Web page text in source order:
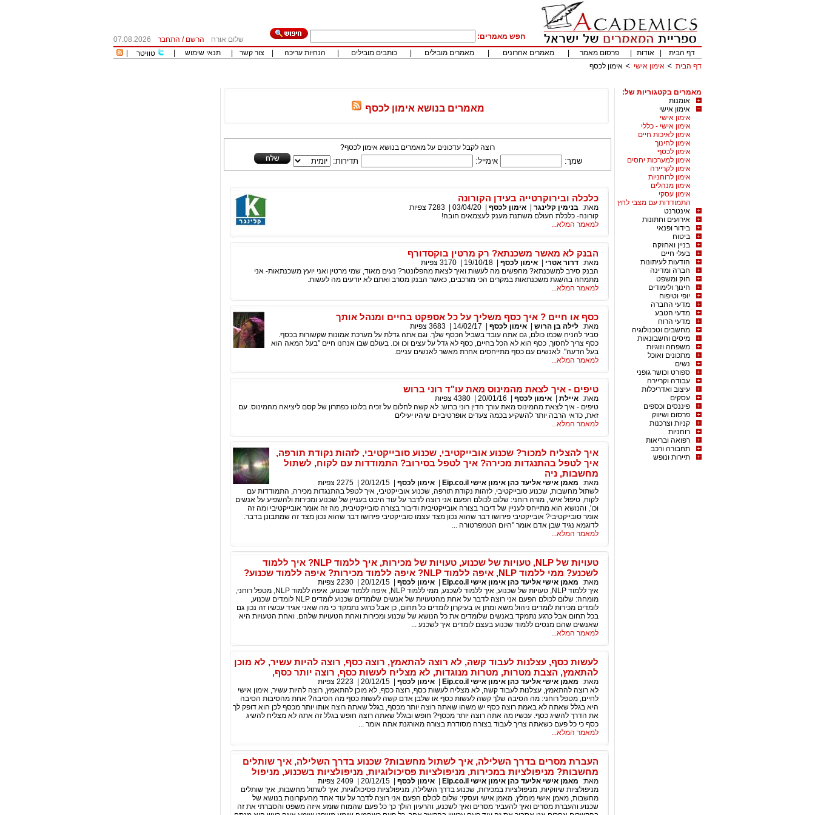
חפש מאמרים: שלום אורח הרשם / התחבר
07.08.2026
דף הבית
אודות פרסום מאמר מאמרים אחרונים מאמרים מובילים כותבים מובילים הנחיות עריכה צור קשר תנאי שימוש טוויטר
דף הבית
אימון אישי אימון לכסף
מאמרים בקטגוריות של:
אומנות
אימון אישי
אימון אישי
אימון אישי - כללי
אימון לאיכות חיים
אימון לחינוך
אימון לכסף
אימון למערכות יחסים
אימון לקריירה
אימון לרוחניות
אימון מנהלים
אימון עסקי
התמודדות עם מצבי לחץ
אינטרנט
אירועים וחתונות
בידור ופנאי
ביטוח
בניין ואחזקה
בעלי חיים
הודעות לעיתונות
חברה ומדינה
חוק ומשפט
חינוך ולימודים
יופי וטיפוח
מדעי החברה
מדעי הטבע
מדעי הרוח
מחשבים וטכנולוגיה
מיסים וחשבונאות
משפחה וזוגיות
מתכונים ואוכל
נשים
ספורט וכושר גופני
עבודה וקריירה
עיצוב ואדריכלות
עסקים
פיננסים וכספים
פרסום ושיווק
קניות וצרכנות
רוחניות
רפואה ובריאות
תחבורה ורכב
תיירות ונופש
מאמרים בנושא אימון לכסף
רוצה לקבל עדכונים על מאמרים בנושא אימון לכסף?
שמך: אימייל: תדירות:
כלכלה ובירוקרטייה בעידן הקורונה
מאת: בנימין קלינגר אימון לכסף 03/04/20
7283 צפיות
קורונה- כלכלת העולם משתנת מענק לעצמאים חובה!
למאמר המלא...
הבנק לא מאשר משכנתא? רק מרטין בוקסדורף
מאת: דרור אטרי אימון לכסף 19/10/18
3170 צפיות
הבנק סירב למשכנתא? מחפשים מה לעשות ואיך לצאת מהפלונטר? נעים מאוד, שמי מרטין ואני יועץ משכנתאות- אני
מתמחה בהשגת משכנתאות במקרים הכי מורכבים, כאשר הבנק מסרב ואתם לא יודעים מה לעשות.
למאמר המלא...
כסף או חיים ? איך כסף משליך על כל אספקט בחיים ומנהל אותך
מאת: לילה בן הרוש אימון לכסף 14/02/17
3683 צפיות
סביר להניח שכמו כולם, גם אתה עובד בשביל הכסף שלך. וגם אתה גדלת על מערכת אמונות שקשורות בכסף.
כסף צריך לחסוך, כסף הוא לא הכל בחיים, כסף לא גדל על עצים וכו וכו. בעולם שבו אנחנו חיים "בעל המאה הוא
בעל הדעה". לאנשים עם כסף מתייחסים אחרת מאשר לאנשים עניים.
למאמר המלא...
טיפים - איך לצאת מהמינוס מאת עו"ד רוני ברוש
מאת: איילת אימון לכסף 20/01/16
4380 צפיות
טיפים - איך לצאת מהמינוס מאת עורך הדין רוני ברוש: לא קשה לחלום על זכיה בלוטו כפתרון של קסם ליציאה מהמינוס. עם
זאת, כדאי הרבה יותר להשקיע בכמה צעדים אופרטיביים שיהיו יעילים
למאמר המלא...
איך להצליח למכור? שכנוע אובייקטיבי, שכנוע סובייקטיבי, לזהות נקודת תורפה,
איך לטפל בהתנגדות מכירה? איך לטפל בסירוב? התמודדות עם לקוח, לשתול
מחשבות, ניה
מאת: מאמן אישי אליעד כהן אימון אישי Eip.co.il אימון לכסף 20/12/15
2275 צפיות
לשתול מחשבות, שכנוע סובייקטיבי, לזהות נקודת תורפה, שכנוע אובייקטיבי, איך לטפל בהתנגדות מכירה, התמודדות עם
לקוח, טיפול אישי, מורה רוחני: שלום לכולם הפעם אני רוצה לדבר על עוד היבט בעניין של שכנוע ומכירות ולהשפיע על אנשים
וכו', והנושא הוא מתייחס לעניין של דיבור בצורה אובייקטיבית ודיבור בצורה סובייקטיבית, מה זה אומר אובייקטיבי ומה זה
אומר סובייקטיבי? אובייקטיבי פירושו דבר שהוא נכון מצד עצמו סובייקטיבי פירושו דבר שהוא נכון מצד זה שמתבונן בדבר.
לדוגמא נגיד שבן אדם אומר "היום הטמפרטורה ...
למאמר המלא...
טעויות של NLP, טעויות של שכנוע, טעויות של מכירות, איך ללמוד NLP? איך ללמוד
לשכנע? ממי ללמוד NLP, איפה ללמוד NLP? איפה ללמוד מכירות? איפה ללמוד שכנוע?
מאת: מאמן אישי אליעד כהן אימון אישי Eip.co.il אימון לכסף 20/12/15
2230 צפיות
איך ללמוד NLP, טעויות של שכנוע, איך ללמוד לשכנע, ממי ללמוד NLP, איפה ללמוד שכנוע, איפה ללמוד NLP, מטפל רוחני,
מומחה: שלום לכולם הפעם אני רוצה לדבר על אחת מהטעויות של אנשים שלומדים שכנוע לומדים NLP לומדים שכנוע,
לומדים מכירות לומדים ניהול משא ומתן או בעיקרון לומדים כל תחום, כן אבל כרגע נתמקד כי מה שאני אגיד עכשיו זה נכון גם
בכל תחום אבל כרגע נתמקד באנשים שלומדים את כל הנושא של שכנוע ומכירות ואחת הטעויות שלהם. ואחת הטעויות היא
שאנשים שהם מנסים ללמוד שכנוע בעצם לומדים איך לשכנע ...
למאמר המלא...
לעשות כסף, עצלנות לעבוד קשה, לא רוצה להתאמץ, רוצה כסף, רוצה להיות עשיר, לא מוכן
להתאמץ, הצבת מטרות, מטרות מנוגדות, לא מצליח לעשות כסף, רוצה יותר כסף,
מאת: מאמן אישי אליעד כהן אימון אישי Eip.co.il אימון לכסף 20/12/15
2223 צפיות
לא רוצה להתאמץ, עצלנות לעבוד קשה, לא מצליח לעשות כסף, רוצה כסף, לא מוכן להתאמץ, רוצה להיות עשיר, אימון אישי
לחיים, מטפל רוחני: מה הסיבה שלך קשה לעשות כסף או שלבן אדם קשה לעשות כסף מה הסיבה? אחת מהסיבות הסיבה
היא בגלל שאתה לא באמת רוצה כסף יש משהו שאתה רוצה יותר מכסף, בגלל שאתה רוצה אותו יותר מכסף לכן הוא דופק לך
את הדרך להשיג כסף. עכשיו מה אתה רוצה יותר מכסף? חופש ובגלל שאתה רוצה חופש בגלל זה אתה לא מצליח להשיג
כסף כי כל פעם כשאתה צריך לעבוד בצורה מסודרת בצורה מאורגנת אתה אומר ...
למאמר המלא...
העברת מסרים בדרך השלילה, איך לשתול מחשבות? שכנוע בדרך השלילה, איך שותלים
מחשבות? מניפולציות במכירות, מניפולציות פסיכולוגיות, מניפולציות בשכנוע, מניפול
מאת: מאמן אישי אליעד כהן אימון אישי Eip.co.il אימון לכסף 20/12/15
2409 צפיות
מניפולציות שיווקיות, מניפולציות במכירות, שכנוע בדרך השלילה, מניפולציות פסיכולוגיות, איך לשתול מחשבות, איך שותלים
מחשבות, מאמן אישי מומלץ, מאמן אישי ועסקי: שלום לכולם הפעם אני רוצה לדבר על עוד אחד מהעקרונות בנושא של
שכנוע והעברת מסרים ואיך להעביר מסרים ואיך לשכנע, והרעיון הולך כך כל פעם שהמוח שומע איזה משפט והסברתי את זה